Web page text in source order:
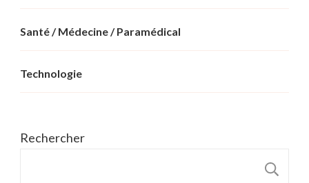
Santé / Médecine / Paramédical
Technologie
Rechercher